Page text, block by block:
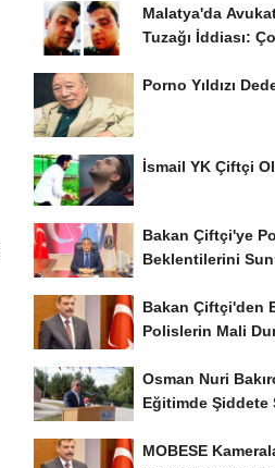
Malatya'da
Tuzağı İddiası:
Porno Yıldızı
İsmail YK Çiftçi
Bakan Çiftçi'ye
Beklentilerini
Bakan Çiftçi'den
Polislerin Mali
Osman Nuri
Eğitimde Şiddete
MOBESE